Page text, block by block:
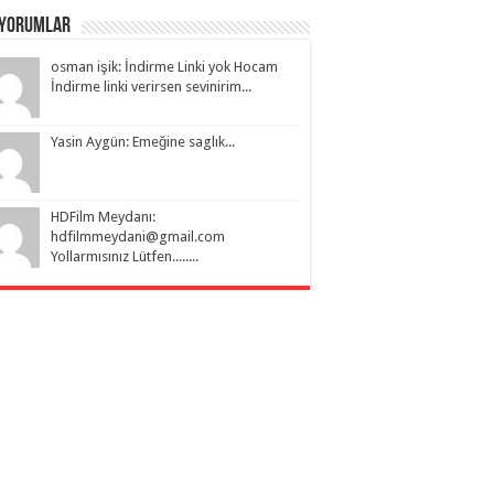
osman işik: İndirme Linki yok Hocam
İndirme linki verirsen sevinirim...
Yasin Aygün: Emeğine saglık...
HDFilm Meydanı:
hdfilmmeydani@gmail.com
Yollarmısınız Lütfen........